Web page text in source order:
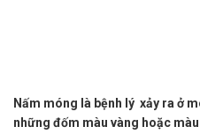
Nấm móng là bệnh lý xảy ra ở
những đốm màu vàng hoặc